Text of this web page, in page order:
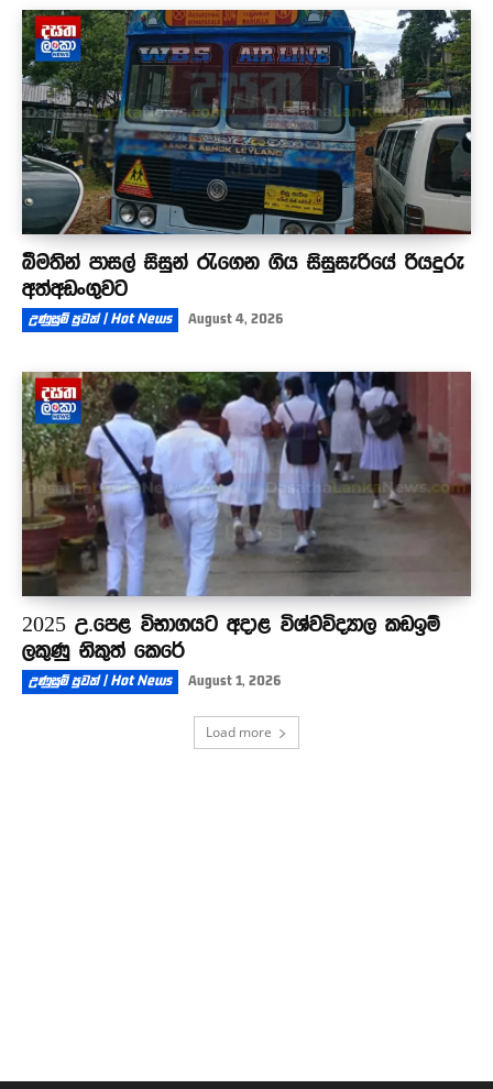
බීමතින් පාසල් සිසුන් රැගෙන ගිය සිසුසැරියේ රියදුරු
අත්අඩංගුවට
උණුසුම් පුවත් | Hot News August 4, 2026
2025 උ.පෙළ විභාගයට අදාළ විශ්වවිද්‍යාල කඩඉම්
ලකුණු නිකුත් කෙරේ
උණුසුම් පුවත් | Hot News August 1, 2026
Load more